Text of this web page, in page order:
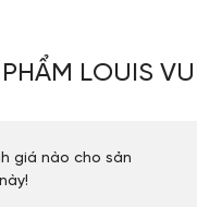
LOUIS
giá nào cho sản